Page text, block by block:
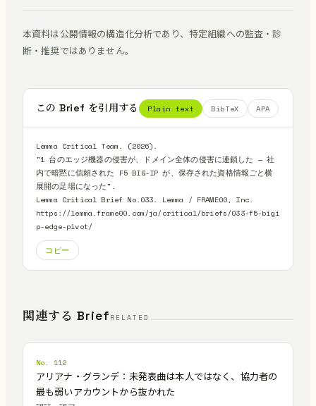
本資料は公開情報の構造化分析であり、特定組織への監査・診
断・推奨ではありません。
この Brief を引用する Plain text BibTeX APA
Lemma Critical Team. (2026).
"1 台のエッジ機器の侵害が、ドメイン全体の侵害に連鎖した — 社
内で暗黙に信頼された F5 BIG-IP が、保存された資格情報ごと横
展開の足場になった".
Lemma Critical Brief No.033. Lemma / FRAME00, Inc.
https://lemma.frame00.com/ja/critical/briefs/033-f5-bigi
p-edge-pivot/
コピー
関連する Brief RELATED
No. 112
アリアナ・グランデ：未発表曲は本人ではなく、協力者の
最も弱いアカウントから抜かれた